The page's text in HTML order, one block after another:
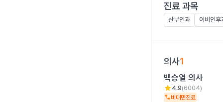
진료 과목
산부인과 이비인후
의사1
백승열 의사
star 4.9(6004)
call 비대면진료